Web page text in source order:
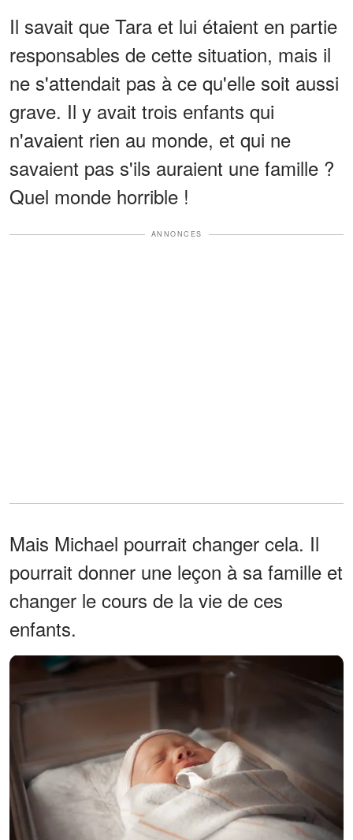
Il savait que Tara et lui étaient en partie
responsables de cette situation, mais il
ne s'attendait pas à ce qu'elle soit aussi
grave. Il y avait trois enfants qui
n'avaient rien au monde, et qui ne
savaient pas s'ils auraient une famille ?
Quel monde horrible !
ANNONCES
Mais Michael pourrait changer cela. Il
pourrait donner une leçon à sa famille et
changer le cours de la vie de ces
enfants.